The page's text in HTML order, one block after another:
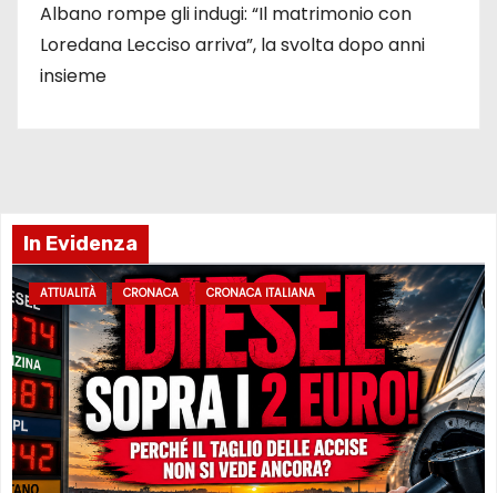
Albano rompe gli indugi: “Il matrimonio con
Loredana Lecciso arriva”, la svolta dopo anni
insieme
In Evidenza
ATTUALITÀ CRONACA CRONACA ITALIANA